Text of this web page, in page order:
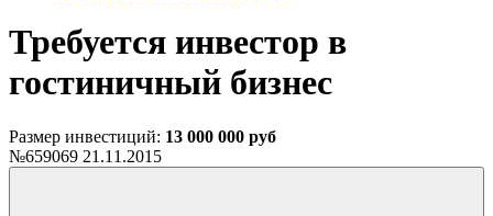
Требуется инвестор в
гостиничный бизнес
Размер инвестиций: 13 000 000 руб
№659069 21.11.2015